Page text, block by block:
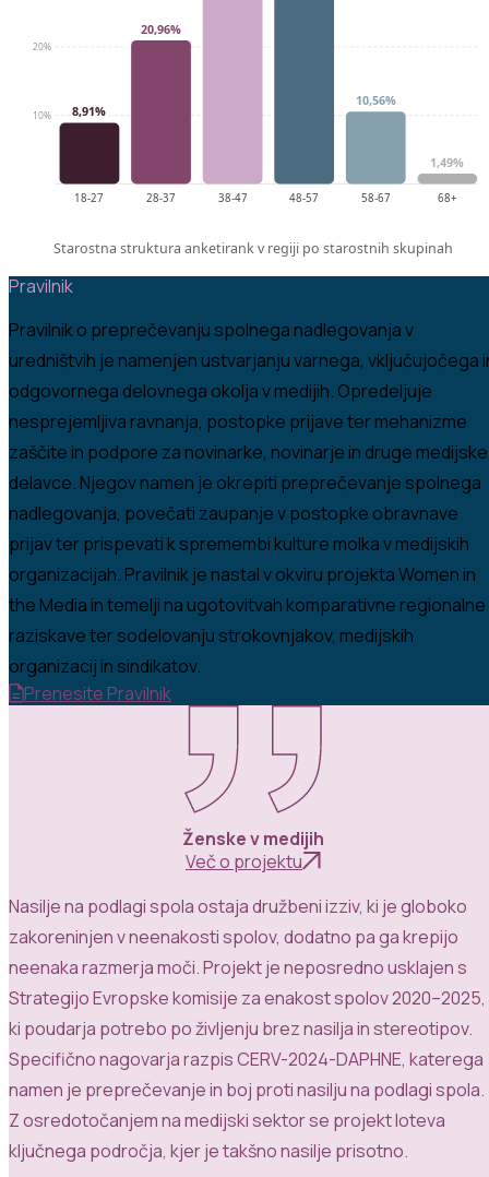
10%
20%
8,91%
18-27
20,96%
28-37 38-47 48-57
10,56%
58-67
1,49%
68+
Starostna struktura anketirank v regiji po starostnih skupinah
Pravilnik
Pravilnik o preprečevanju spolnega nadlegovanja v
uredništvih je namenjen ustvarjanju varnega, vključujočega
odgovornega delovnega okolja v medijih. Opredeljuje
nesprejemljiva ravnanja, postopke prijave ter mehanizme
zaščite in podpore za novinarke, novinarje in druge medijske
delavce. Njegov namen je okrepiti preprečevanje spolnega
nadlegovanja, povečati zaupanje v postopke obravnave
prijav ter prispevati k spremembi kulture molka v medijskih
organizacijah. Pravilnik je nastal v okviru projekta Women in
the Media in temelji na ugotovitvah komparativne regionalne
raziskave ter sodelovanju strokovnjakov, medijskih
organizacij in sindikatov.
Prenesite Pravilnik
Ženske v medijih
Več o projektu
Nasilje na podlagi spola ostaja družbeni izziv, ki je globoko
zakoreninjen v neenakosti spolov, dodatno pa ga krepijo
neenaka razmerja moči.Projektje neposredno usklajens
Strategijo Evropske komisije za enakost spolov 2020–2025,
ki poudarja potrebo po življenju brez nasilja in stereotipov.
Specifično nagovarja razpisCERV-2024-DAPHNE, katerega
namen je preprečevanje in boj protinasilju na podlagi spola.
Z osredotočanjem na medijski sektorse projekt loteva
ključnega področja, kjer je takšno nasilje prisotno.